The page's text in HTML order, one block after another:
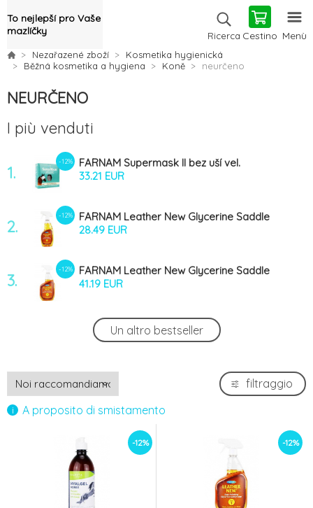
To nejlepší pro Vaše
mazlíčky
Ricerca Cestino Menù
Nezařazené zboží
Kosmetika hygienická
Běžná kosmetika a hygiena
Koně neurčeno
NEURČENO
I più venduti
1.
-12%
FARNAM Supermask II bez uší vel.
FOAL/PONNY šedo-černá
33.21 EUR
2.
-12%
FARNAM Leather New Glycerine Saddle
soap 473ml
28.49 EUR
3.
-12%
FARNAM Leather New Glycerine Saddle
soap 946ml
41.19 EUR
Hyalgel Horse mazání na klouby 500ml
7.7 EUR
Un altro bestseller
A proposito di smistamento
filtraggio
-12% -12%